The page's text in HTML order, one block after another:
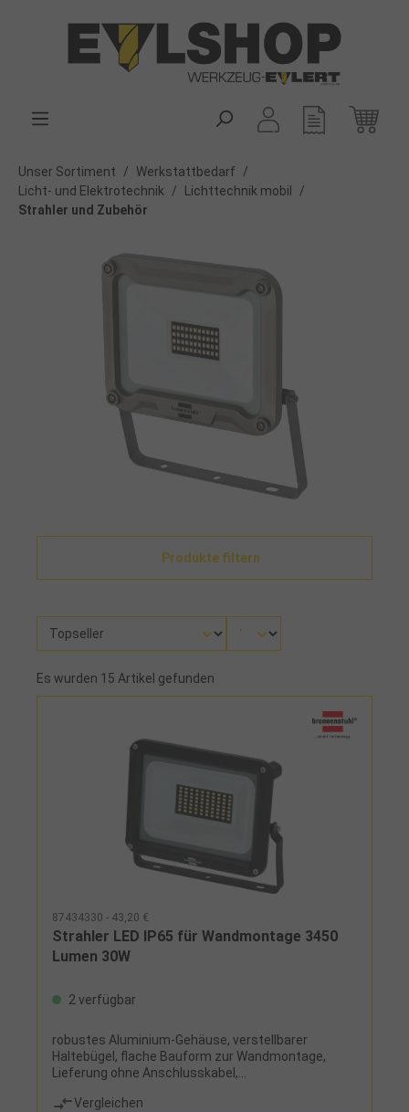
Unser Sortiment / Werkstattbedarf /
Licht- und Elektrotechnik
/ Lichttechnik mobil
/
Strahler und Zubehör
Produkte filtern
Es wurden 15 Artikel gefunden
87434330 - 43,20 €
Strahler LED IP65 für Wandmontage 3450
Lumen 30W
2 verfügbar
robustes Aluminium-Gehäuse, verstellbarer
Haltebügel, flache Bauform zur Wandmontage,
Lieferung ohne Anschlusskabel,
Vergleichen